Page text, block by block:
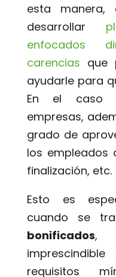
esta
desarrollar
enfocados
carencias que
ayudarle para
En el caso
empresas,
grado de
los empleados
finalización, etc.
Esto es
cuando se
bonificados,
requisitos